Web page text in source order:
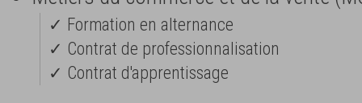
✓ Formation en alternance
✓ Contrat de professionnalisation
✓ Contrat d'apprentissage